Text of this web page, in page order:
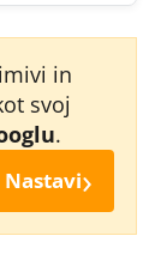
in
svoj
.
Nastavi›